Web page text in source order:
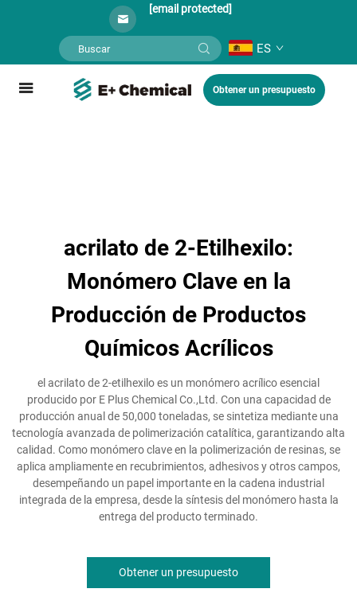
[email protected]
ES
Obtener un presupuesto
acrilato de 2-Etilhexilo:
Monómero Clave en la
Producción de Productos
Químicos Acrílicos
el acrilato de 2-etilhexilo es un monómero acrílico esencial
producido por E Plus Chemical Co.,Ltd. Con una capacidad de
producción anual de 50,000 toneladas, se sintetiza mediante una
tecnología avanzada de polimerización catalítica, garantizando alta
calidad. Como monómero clave en la polimerización de resinas, se
aplica ampliamente en recubrimientos, adhesivos y otros campos,
desempeñando un papel importante en la cadena industrial
integrada de la empresa, desde la síntesis del monómero hasta la
entrega del producto terminado.
Obtener un presupuesto